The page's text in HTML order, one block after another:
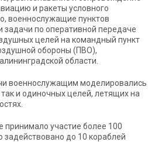
и ракеты условного
военнослужащие пунктов
задачи по оперативной передаче
целей на командный пункт
обороны (ПВО),
области.
военнослужащим моделировались
и одиночных целей, летящих на
принимало участие более 100
до 10 кораблей